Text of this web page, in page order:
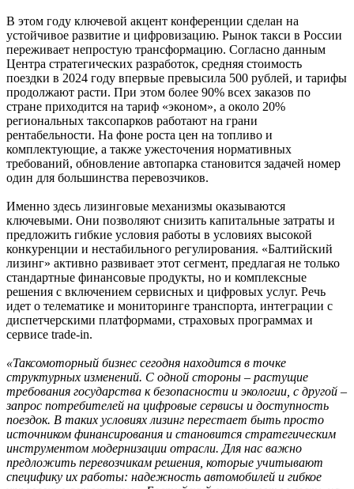
В этом году ключевой акцент конференции сделан на
устойчивое развитие и цифровизацию. Рынок такси в России
переживает непростую трансформацию. Согласно данным
Центра стратегических разработок, средняя стоимость
поездки в 2024 году впервые превысила 500 рублей, и тарифы
продолжают расти. При этом более 90% всех заказов по
стране приходится на тариф «эконом», а около 20%
региональных таксопарков работают на грани
рентабельности. На фоне роста цен на топливо и
комплектующие, а также ужесточения нормативных
требований, обновление автопарка становится задачей номер
один для большинства перевозчиков.
Именно здесь лизинговые механизмы оказываются
ключевыми. Они позволяют снизить капитальные затраты и
предложить гибкие условия работы в условиях высокой
конкуренции и нестабильного регулирования. «Балтийский
лизинг» активно развивает этот сегмент, предлагая не только
стандартные финансовые продукты, но и комплексные
решения с включением сервисных и цифровых услуг. Речь
идет о телематике и мониторинге транспорта, интеграции с
диспетчерскими платформами, страховых программах и
сервисе trade-in.
«Таксомоторный бизнес сегодня находится в точке
структурных изменений. С одной стороны – растущие
требования государства к безопасности и экологии, с другой –
запрос потребителей на цифровые сервисы и доступность
поездок. В таких условиях лизинг перестает быть просто
источником финансирования и становится стратегическим
инструментом модернизации отрасли. Для нас важно
предложить перевозчикам решения, которые учитывают
специфику их работы: надежность автомобилей и гибкое